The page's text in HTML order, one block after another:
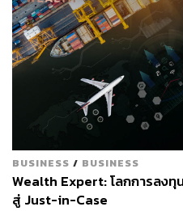
BUSINESS / BUSINESS
Wealth Expert: โลกการลง
สู่ Just-in-Case